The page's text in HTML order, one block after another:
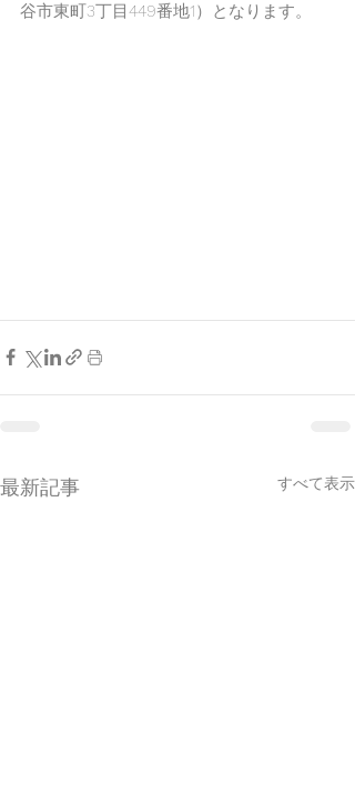
谷市東町3丁目449番地1）となります。
最新記事 すべて表示